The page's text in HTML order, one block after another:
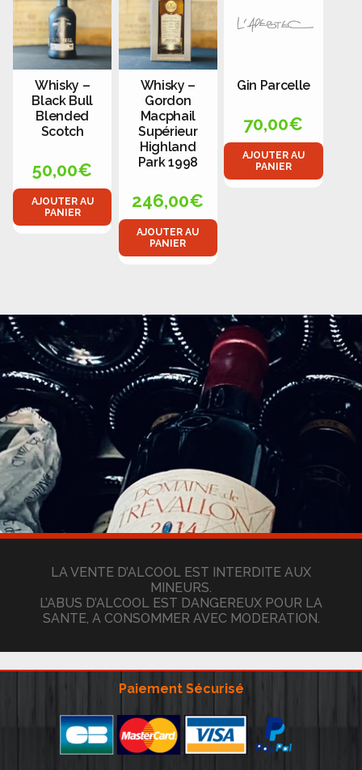
Whisky –
Black Bull
Blended
Scotch
50,00€
AJOUTER AU
PANIER
Whisky –
Gordon
Macphail
Supérieur
Highland
Park 1998
246,00€
AJOUTER AU
PANIER
Gin Parcelle
70,00€
AJOUTER AU
PANIER
LA VENTE D’ALCOOL EST INTERDITE AUX
MINEURS.
L’ABUS D’ALCOOL EST DANGEREUX POUR LA
SANTE, A CONSOMMER AVEC MODERATION.
Paiement Sécurisé